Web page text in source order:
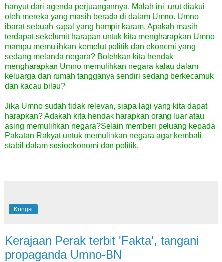
hanyut dari agenda perjuangannya. Malah ini turut diakui
oleh mereka yang masih berada di dalam Umno. Umno
ibarat sebuah kapal yang hampir karam. Apakah masih
terdapat sekelumit harapan untuk kita mengharapkan Umno
mampu memulihkan kemelut politik dan ekonomi yang
sedang melanda negara? Bolehkan kita hendak
mengharapkan Umno memulihkan negara kalau dalam
keluarga dan rumah tangganya sendiri sedang berkecamuk
dan kacau bilau?
Jika Umno sudah tidak relevan, siapa lagi yang kita dapat
harapkan? Adakah kita hendak harapkan orang luar atau
asing memulihkan negara?Selain memberi peluang kepada
Pakatan Rakyat untuk memulihkan negara agar kembali
stabil dalam sosioekonomi dan politik.
Kongsi
Kerajaan Perak terbit 'Fakta', tangani
propaganda Umno-BN